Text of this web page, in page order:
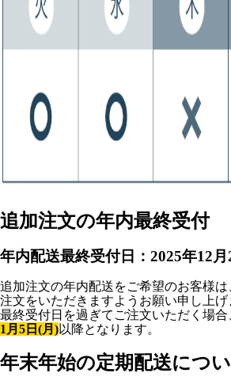
追加注文の年内最終受付
年内配送最終受付日：2025年12
追加注文の年内配送をご希望のお客様
注文をいただきますようお願い申し上げ
最終受付日を過ぎてご注文いただく場
1月5日(月)以降となります。
年末年始の定期配送につ